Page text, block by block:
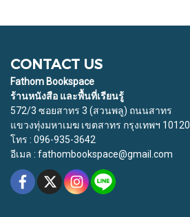
CONTACT US
Fathom Bookspace
ร้านหนังสือ และพื้นที่เรียนรู้
572/3 ซอยสาทร 3 (สวนพลู) ถนนสาทร
แขวงทุ่งมหาเมฆ เขตสาทร กรุงเทพฯ 10120
โทร : 096-935-3642
อีเมล : fathombookspace@gmail.com